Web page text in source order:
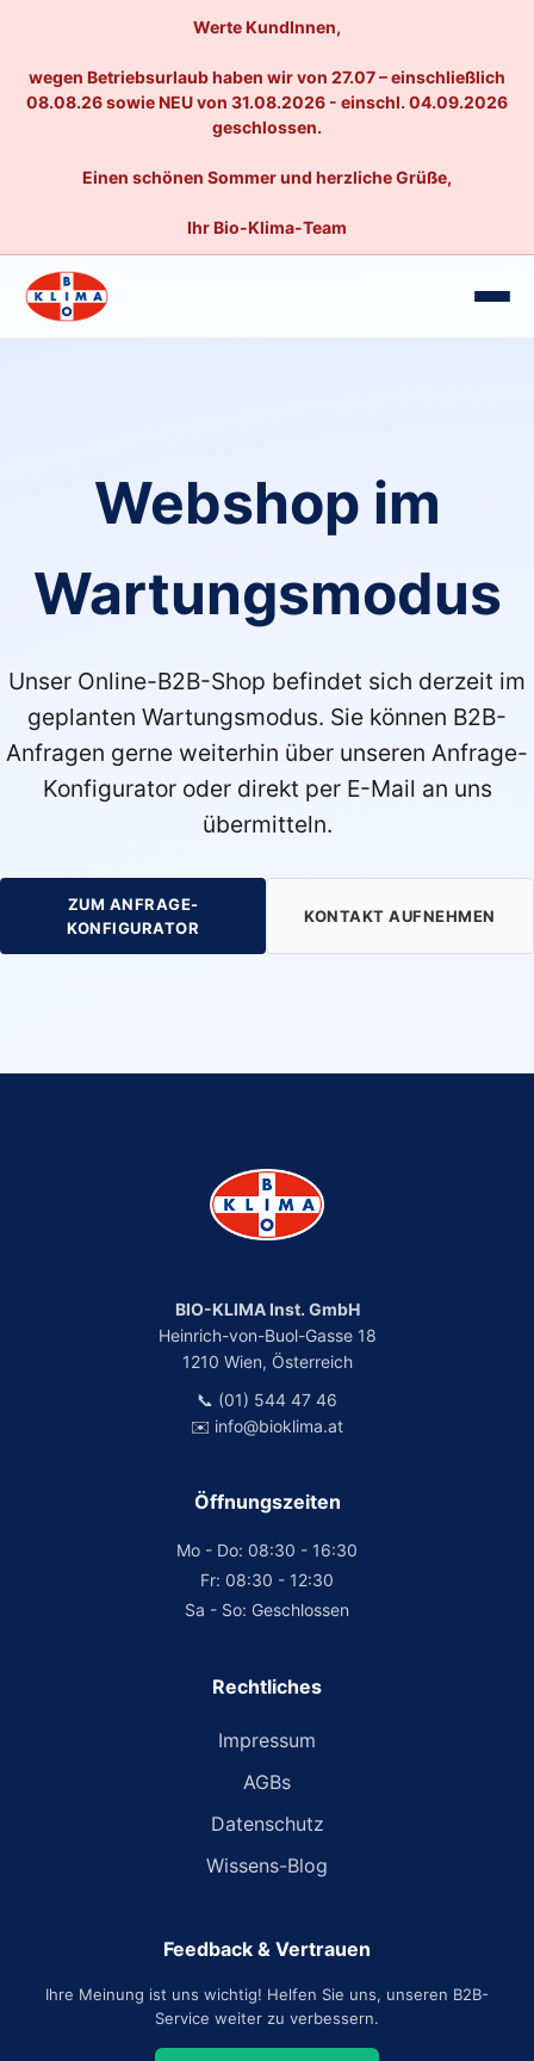
Werte KundInnen,
wegen Betriebsurlaub haben wir von 27.07 – einschließlich
08.08.26 sowie NEU von 31.08.2026 - einschl. 04.09.2026
geschlossen.
Einen schönen Sommer und herzliche Grüße,
Ihr Bio-Klima-Team
Webshop im
Wartungsmodus
Unser Online-B2B-Shop befindet sich derzeit im
geplanten Wartungsmodus. Sie können B2B-
Anfragen gerne weiterhin über unseren Anfrage-
Konfigurator oder direkt per E-Mail an uns
übermitteln.
ZUM ANFRAGE-
KONFIGURATOR
KONTAKT AUFNEHMEN
BIO-KLIMA Inst. GmbH
Heinrich-von-Buol-Gasse 18
1210 Wien, Österreich
📞 (01) 544 47 46
✉️ info@bioklima.at
Öffnungszeiten
Mo - Do: 08:30 - 16:30
Fr: 08:30 - 12:30
Sa - So: Geschlossen
Rechtliches
Impressum
AGBs
Datenschutz
Wissens-Blog
Feedback & Vertrauen
Ihre Meinung ist uns wichtig! Helfen Sie uns, unseren B2B-
Service weiter zu verbessern.